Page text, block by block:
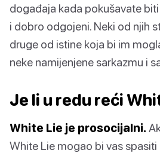
događaja kada pokušavate
i dobro odgojeni. Neki od njih
druge od istine koja bi im
neke namijenjene sarkazmu i
Je li u redu reći
White Lie je prosocijalni.
White Lie mogao bi vas